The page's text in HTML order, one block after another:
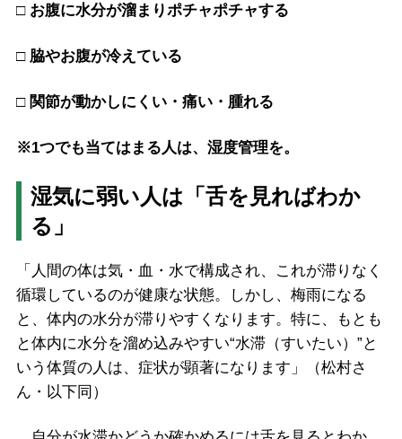
□ お腹に水分が溜まりポチャポチャする
□ 脇やお腹が冷えている
□ 関節が動かしにくい・痛い・腫れる
※1つでも当てはまる人は、湿度管理を。
湿気に弱い人は「舌を見ればわか
る」
「人間の体は気・血・水で構成され、これが滞りなく
循環しているのが健康な状態。しかし、梅雨になる
と、体内の水分が滞りやすくなります。特に、もとも
と体内に水分を溜め込みやすい“水滞（すいたい）”と
いう体質の人は、症状が顕著になります」（松村さ
ん・以下同）